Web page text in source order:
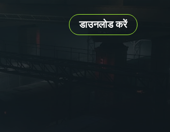
डाउनलोड करें